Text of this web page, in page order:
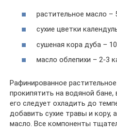
растительное масло –
сухие цветки
сушеная кора дуба – 10
масло облепихи – 2-3
Рафинированное
прокипятить на водяной бане,
его следует охладить до
добавить сухие травы и кору,
масло. Все компоненты